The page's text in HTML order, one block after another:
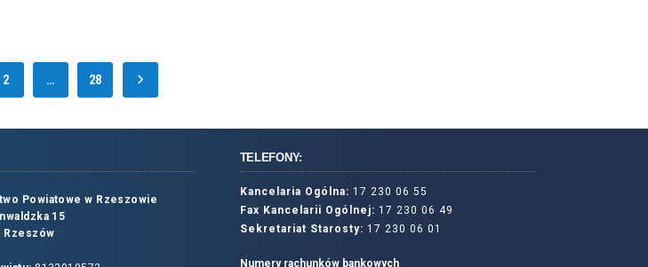
2 … 28
Powiatowe w Rzeszowie
15
Rzeszów
TELEFONY:
Kancelaria Ogólna: 17 230 06 55
Fax Kancelarii Ogólnej: 17 230 06 49
Sekretariat Starosty: 17 230 06 01
Numery rachunków bankowych